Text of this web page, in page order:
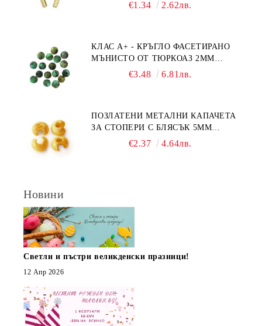
€1.34 2.62лв.
КЛАС А+ - КРЪГЛО ФАСЕТИРАНО
МЪНИСТО ОТ ТЮРКОАЗ 2ММ
€3.48 6.81лв.
ПОЗЛАТЕНИ МЕТАЛНИ КАПАЧЕТА
ЗА СТОПЕРИ С БЛЯСЪК 5ММ
€2.37 4.64лв.
Новини
Светли и пъстри великденски празници!
12 Апр 2026